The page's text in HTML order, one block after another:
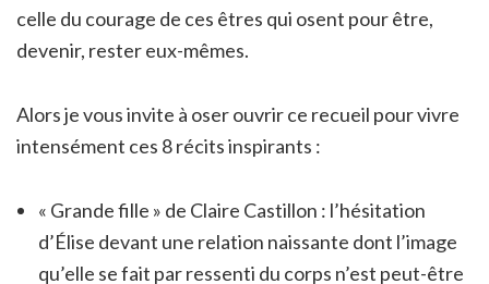
celle du courage de ces êtres qui osent pour être,
devenir, rester eux-mêmes.
Alors je vous invite à oser ouvrir ce recueil pour vivre
intensément ces 8 récits inspirants :
« Grande fille » de Claire Castillon : l’hésitation
d’Élise devant une relation naissante dont l’image
qu’elle se fait par ressenti du corps n’est peut-être